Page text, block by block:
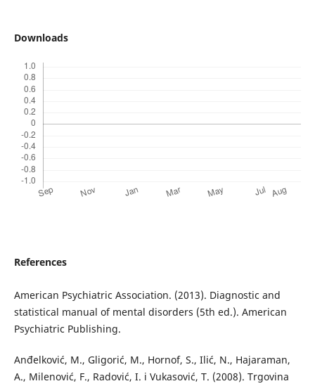
Downloads
References
American Psychiatric Association. (2013). Diagnostic and
statistical manual of mental disorders (5th ed.). American
Psychiatric Publishing.
Anđelković, M., Gligorić, M., Hornof, S., Ilić, N., Hajaraman,
A., Milenović, F., Radović, I. i Vukasović, T. (2008). Trgovina